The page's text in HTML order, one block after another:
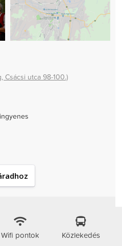
Csácsi utca 98-100.)
Wifi pontok Közlekedés